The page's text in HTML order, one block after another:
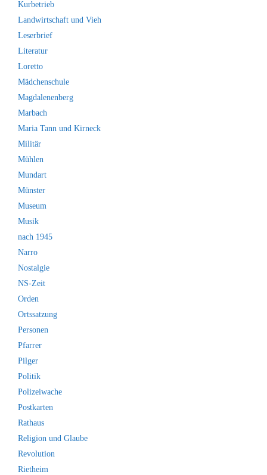
Kurbetrieb
Landwirtschaft und Vieh
Leserbrief
Literatur
Loretto
Mädchenschule
Magdalenenberg
Marbach
Maria Tann und Kirneck
Militär
Mühlen
Mundart
Münster
Museum
Musik
nach 1945
Narro
Nostalgie
NS-Zeit
Orden
Ortssatzung
Personen
Pfarrer
Pilger
Politik
Polizeiwache
Postkarten
Rathaus
Religion und Glaube
Revolution
Rietheim